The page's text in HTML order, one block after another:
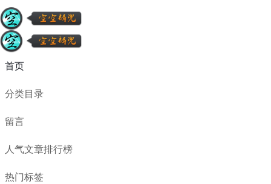
首页
分类目录
留言
人气文章排行榜
热门标签